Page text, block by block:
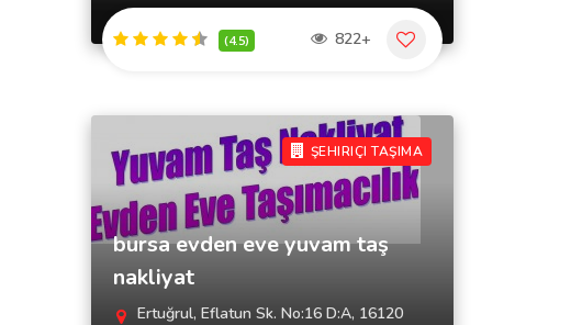
(4.5) 822+
ŞEHIRIÇI TAŞIMA
bursa evden eve yuvam taş
nakliyat
Ertuğrul, Eflatun Sk. No:16 D:A, 16120